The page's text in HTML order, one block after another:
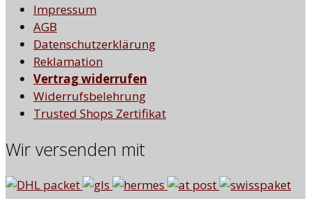
Impressum
AGB
Datenschutzerklärung
Reklamation
Vertrag widerrufen
Widerrufsbelehrung
Trusted Shops Zertifikat
Wir versenden mit